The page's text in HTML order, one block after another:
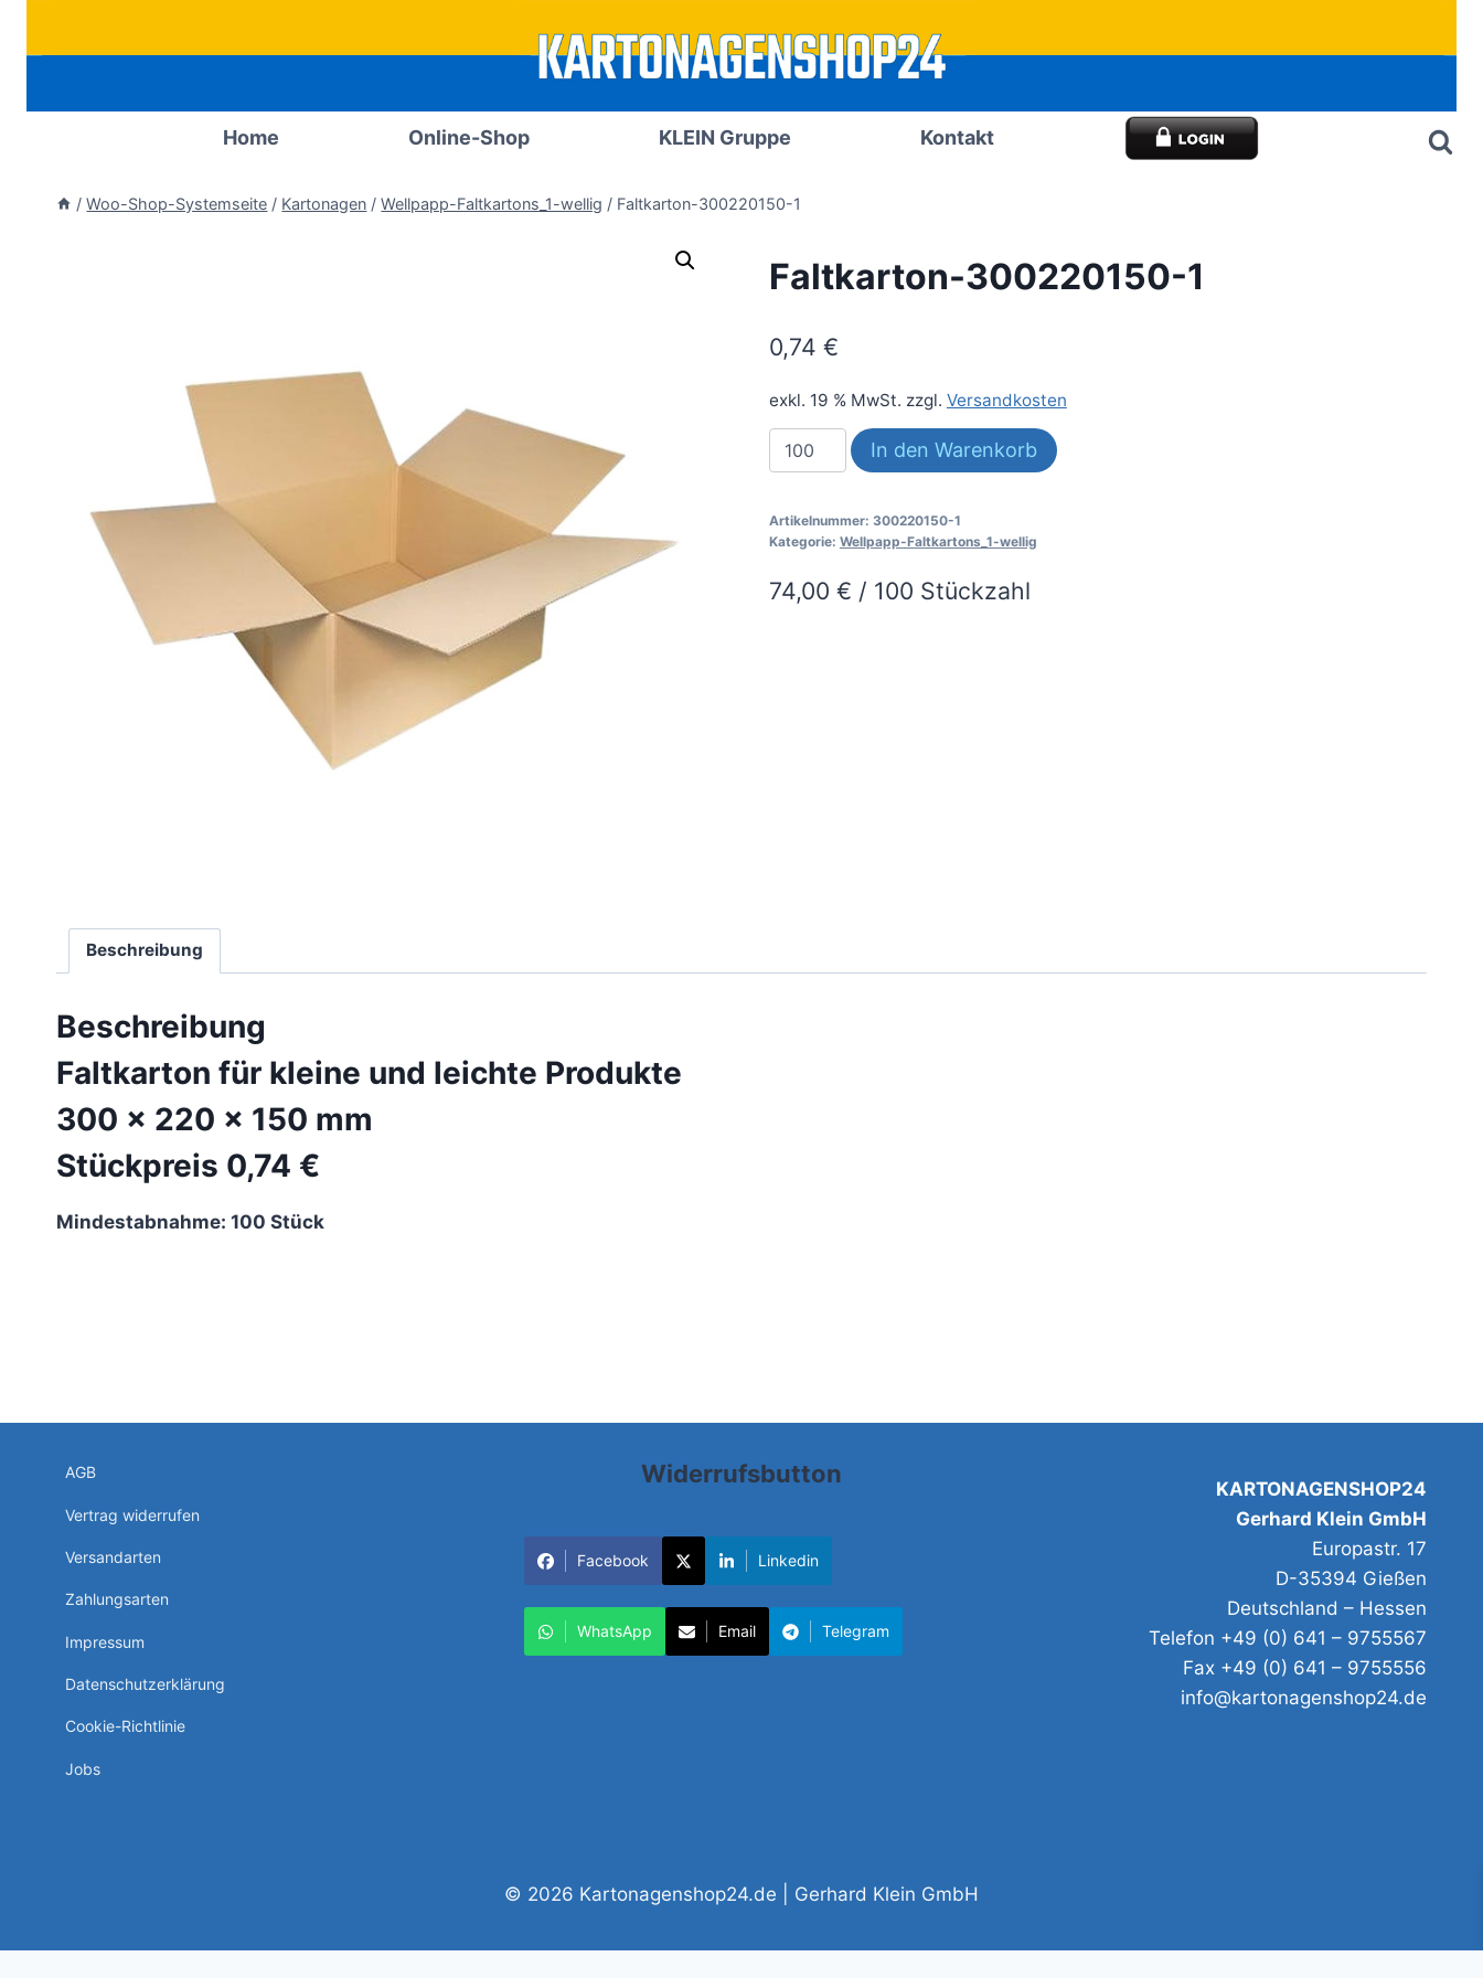
Home Online-Shop KLEIN Gruppe Kontakt
/ Woo-Shop-Systemseite / Kartonagen / Wellpapp-Faltkartons_1-wellig / Faltkarton-300220150-1
Faltkarton-300220150-1
0,74 €
exkl. 19 % MwSt. zzgl. Versandkosten
Faltkarton-
300220150-
Menge
In den Warenkorb
Artikelnummer: 300220150-1
Kategorie: Wellpapp-Faltkartons_1-wellig
74,00 € / 100 Stückzahl
Beschreibung
Beschreibung
Faltkarton für kleine und leichte Produkte
300 x 220 x 150 mm
Stückpreis 0,74 €
Mindestabnahme: 100 Stück
AGB
Vertrag widerrufen
Versandarten
Zahlungsarten
Impressum
Datenschutzerklärung
Cookie-Richtlinie
Jobs
Widerrufsbutton
Facebook Linkedin
WhatsApp Email Telegram
KARTONAGENSHOP24
Gerhard Klein GmbH
Europastr. 17
D-35394 Gießen
Deutschland – Hessen
Telefon +49 (0) 641 – 9755567
Fax +49 (0) 641 – 9755556
info@kartonagenshop24.de
© 2026 Kartonagenshop24.de | Gerhard Klein GmbH